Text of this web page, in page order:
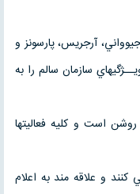
آرجريس، پارسونز و
سازمان سالم را به
است و كليه فعاليتها
و علاقه مند به اعلام